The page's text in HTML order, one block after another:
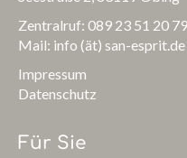
Zentralruf: 089 23 51 20 79
Mail: info (ät) san-esprit.de
Impressum
Datenschutz
Für Sie